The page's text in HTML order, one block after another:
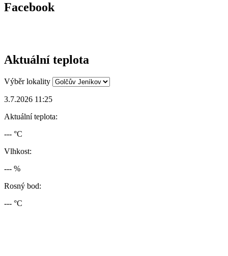
Facebook
Aktuální teplota
Výběr lokality
3.7.2026 11:25
Aktuální teplota:
--- °C
Vlhkost:
--- %
Rosný bod:
--- °C